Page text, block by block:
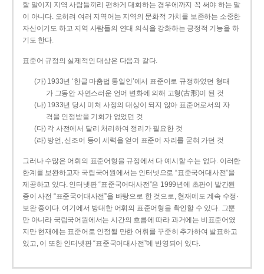
할 말이지 지역 사람들끼리 편하게 대화하는 경우에까지 꼭 써야 하는 말
이 아니다. 오히려 여러 지역어는 지역의 문화적 가치를 보존하는 소중한
자산이기도 하고 지역 사람들의 연대 의식을 강화하는 긍정적 기능을 하
기도 한다.
표준어 규정의 실제적인 대상은 다음과 같다.
(가) 1933년 ‘한글 마춤법 통일안’에서 표준어로 규정하였던 형태
가 그동안 자연스러운 언어 변화에 의해 고형(古形)이 된 것
(나) 1933년 당시 미처 사정의 대상이 되지 않아 표준어로서의 자
격을 인정받을 기회가 없었던 것
(다) 각 사전에서 달리 처리하여 정리가 필요한 것
(라) 방언, 신조어 등이 세력을 얻어 표준어 자리를 굳혀 가던 것
그러나 수많은 어휘의 표준어형을 규정에서 다 예시할 수는 없다. 이러한
한계를 보완하고자 국립국어원에서는 인터넷으로 “표준국어대사전”을
제공하고 있다. 인터넷판 “표준국어대사전”은 1999년에 초판이 발간된
종이 사전 “표준국어대사전”을 바탕으로 한 것으로, 현재에도 계속 수정·
보완 중이다. 여기에서 방대한 어휘의 표준어형을 확인할 수 있다. 그뿐
만 아니라 국립국어원에서는 시간의 흐름에 따라 과거에는 비표준어였
지만 현재에는 표준어로 인정될 만한 어휘를 꾸준히 추가하여 발표하고
있고, 이 또한 인터넷판 “표준국어대사전”에 반영되어 있다.